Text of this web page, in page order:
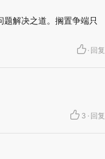
解决之道。搁置争端只
· 回复
3 · 回复